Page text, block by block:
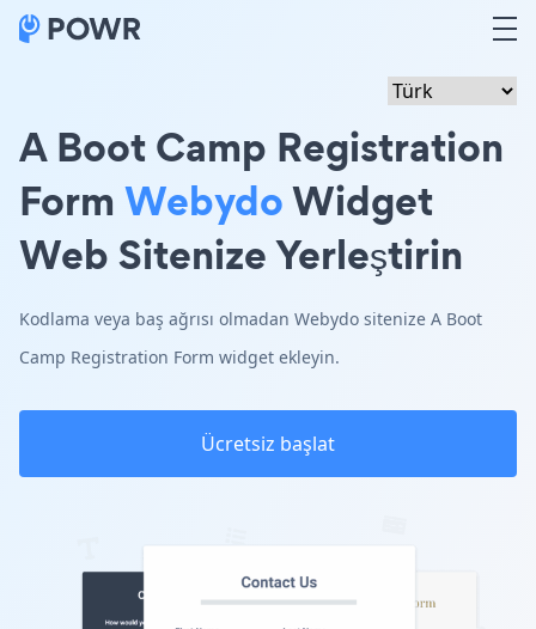
A Boot Camp Registration
Form WebydoWidget
Web Sitenize Yerleştirin
Kodlama veya baş ağrısı olmadan Webydo sitenize A Boot
Camp Registration Form widget ekleyin.
Ücretsiz başlat